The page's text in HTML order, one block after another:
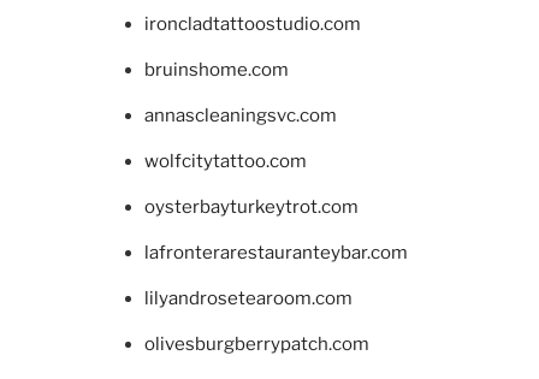
ironcladtattoostudio.com
bruinshome.com
annascleaningsvc.com
wolfcitytattoo.com
oysterbayturkeytrot.com
lafronterarestauranteybar.com
lilyandrosetearoom.com
olivesburgberrypatch.com